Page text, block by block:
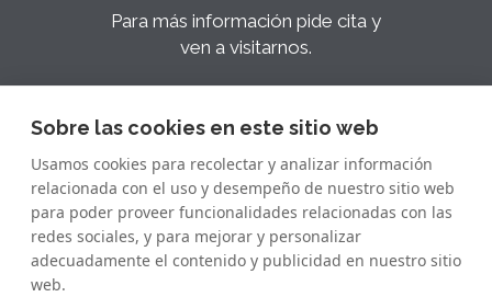
Para más información pide cita y
ven a visitarnos.
Quirónsalud Madrid, Planta -1
AVISO LEGAL
Aviso Legal
Política de Privacidad
Sobre las cookies en este sitio web
Usamos cookies para recolectar y analizar información
relacionada con el uso y desempeño de nuestro sitio web
para poder proveer funcionalidades relacionadas con las
redes sociales, y para mejorar y personalizar
adecuadamente el contenido y publicidad en nuestro sitio
web.